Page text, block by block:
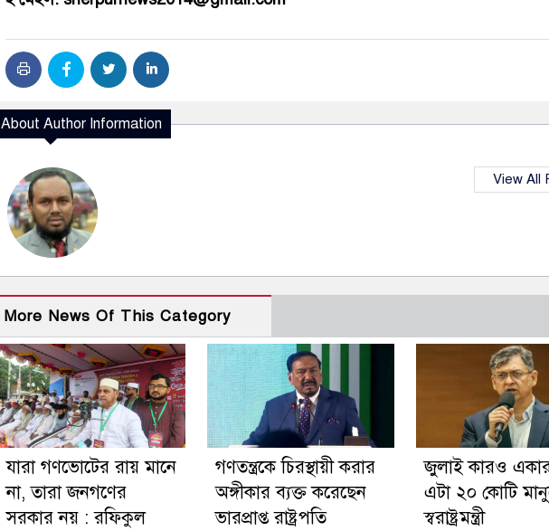
About Author Information
View All
More News Of This Category
যারা গণভোটের রায় মানে
না, তারা জনগণের
সরকার নয় : রফিকুল
গণতন্ত্রকে চিরস্থায়ী করার
অঙ্গীকার ব্যক্ত করেছেন
ভারপ্রাপ্ত রাষ্ট্রপতি
জুলাই কারও
এটা ২০ কোটি
স্বরাষ্ট্রমন্ত্রী